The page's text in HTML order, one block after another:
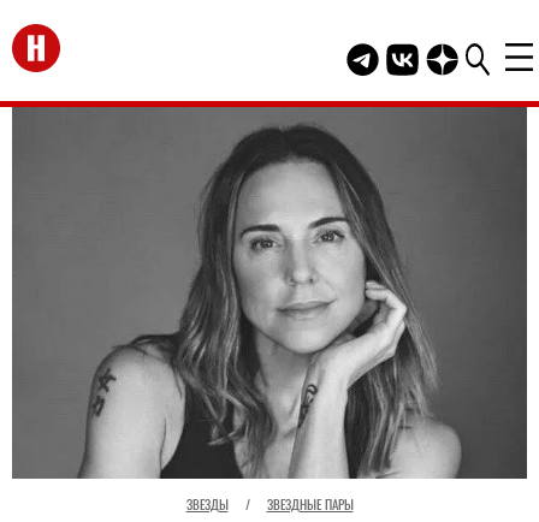
Перейти на главную
Telegram канал
Группа HELLO
Канал
ЗВЕЗДЫ / ЗВЕЗДНЫЕ ПАРЫ